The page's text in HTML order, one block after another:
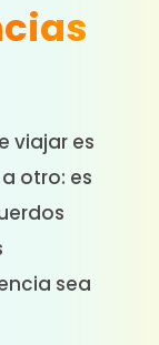
viajar es
otro: es
sea